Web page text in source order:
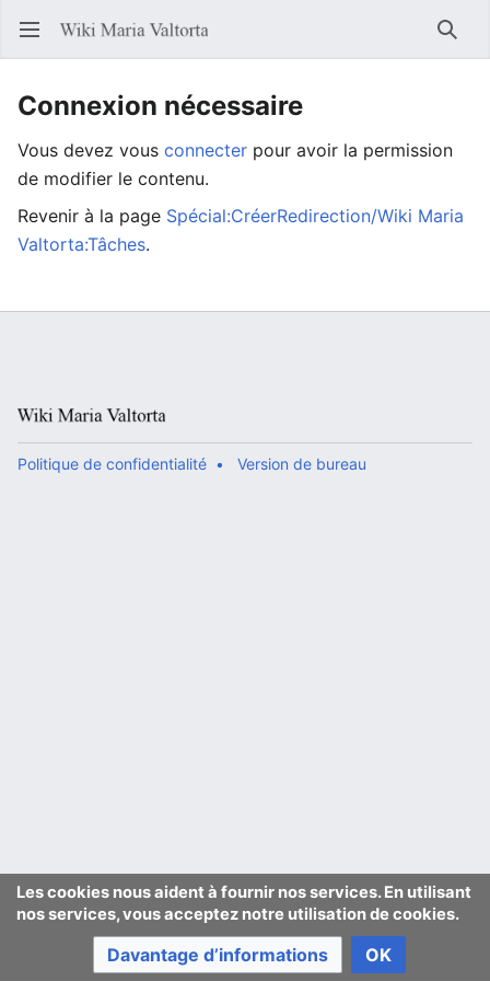
Ouvrir le menu principal
Connexion nécessaire
Vous devez vous connecter pour avoir la permission
de modifier le contenu.
Revenir à la page Spécial:CréerRedirection/Wiki Maria
Valtorta:Tâches.
Les cookies nous aident à fournir nos services. En utilisant
nos services, vous acceptez notre utilisation de cookies.
Davantage d’informations OK
Politique de confidentialité Version de bureau